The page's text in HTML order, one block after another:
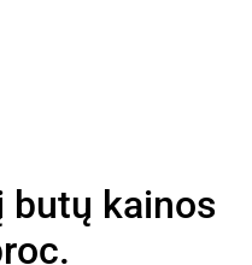
butų kainos